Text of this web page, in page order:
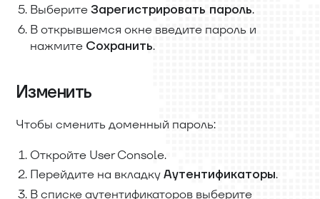
ВыберитеЗарегистрировать пароль.
В открывшемся окне введите пароль и
нажмите Сохранить.
Изменить
Чтобы сменить доменный пароль:
Откройте User Console.
Перейдите на вкладкуАутентификаторы.
В списке аутентификаторов выберите